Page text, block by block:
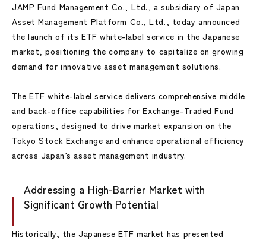
JAMP Fund Management Co., Ltd., a subsidiary of Japan
Asset Management Platform Co., Ltd., today announced
the launch of its ETF white-label service in the Japanese
market, positioning the company to capitalize on growing
demand for innovative asset management solutions.
The ETF white-label service delivers comprehensive middle
and back-office capabilities for Exchange-Traded Fund
operations, designed to drive market expansion on the
Tokyo Stock Exchange and enhance operational efficiency
across Japan’s asset management industry.
Addressing a High-Barrier Market with
Significant Growth Potential
Historically, the Japanese ETF market has presented